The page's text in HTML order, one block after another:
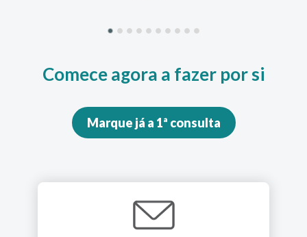
Comece agora a fazer por si
Marque já a 1ª consulta